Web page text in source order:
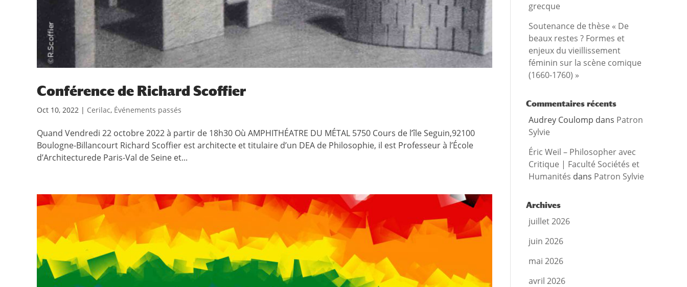
Conférence de Richard Scoffier
Oct 10, 2022 | Cerilac, Événements passés
Quand Vendredi 22 octobre 2022 à partir de 18h30 Où AMPHITHÉATRE DU MÉTAL 5750 Cours de l’île Seguin,92100
Boulogne-Billancourt Richard Scoffier est architecte et titulaire d’un DEA de Philosophie, il est Professeur à l’École
d’Architecturede Paris-Val de Seine et...
grecque
Soutenance de thèse « De
beaux restes ? Formes et
enjeux du vieillissement
féminin sur la scène comique
(1660-1760) »
Commentaires récents
Audrey Coulomp dans Patron
Sylvie
Éric Weil – Philosopher avec
Critique | Faculté Sociétés et
Humanités dans Patron Sylvie
Archives
juillet 2026
juin 2026
mai 2026
avril 2026